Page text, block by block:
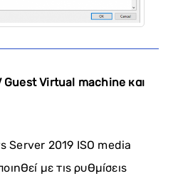
Guest Virtual machine και
Server 2019 ISO media
με τις ρυθμίσεις